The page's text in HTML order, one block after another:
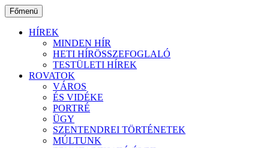
Ugrás
a
tartalomhoz
Főmenü
HÍREK
MINDEN HÍR
HETI HÍRÖSSZEFOGLALÓ
TESTÜLETI HÍREK
ROVATOK
VÁROS
ÉS VIDÉKE
PORTRÉ
ÜGY
SZENTENDREI TÖRTÉNETEK
MÚLTUNK